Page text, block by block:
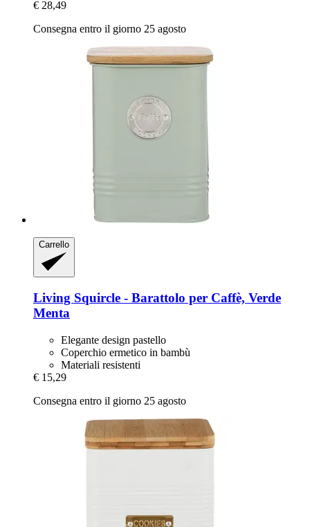
€ 28,49
Consegna entro il giorno 25 agosto
Carrello
Living Squircle -​ Barattolo per Caffè, Verde
Menta
Elegante design pastello
Coperchio ermetico in bambù
Materiali resistenti
€ 15,29
Consegna entro il giorno 25 agosto